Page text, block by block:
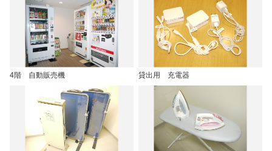
4階 自動販売機 貸出用 充電器